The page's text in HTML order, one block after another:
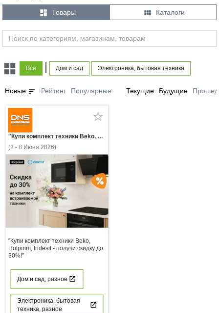
 Товары  Каталоги
Все | Дом и сад Электроника, бытовая техника
Новые sort Рейтинг Популярные Текущие Будущие
"Купи комплект техники Beko, Hotpoint, Indesit - получи скидку до 30%!"
(2 - 8 Июня 2026)
"Купи комплект техники Beko,
Hotpoint, Indesit - получи скидку до
30%!"
Дом и сад, разное
Электроника, бытовая
техника, разное